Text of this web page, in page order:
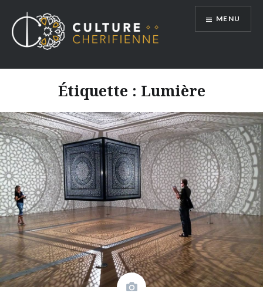
contenu
MENU
Étiquette : Lumière